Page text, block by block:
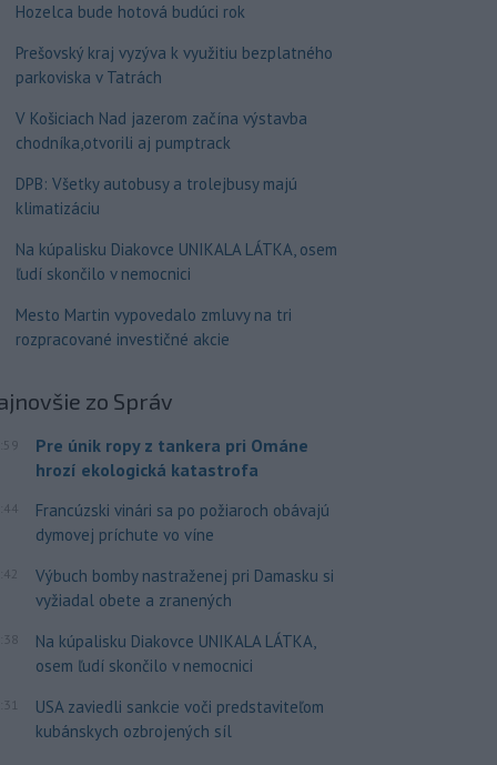
Hozelca bude hotová budúci rok
Prešovský kraj vyzýva k využitiu bezplatného
parkoviska v Tatrách
V Košiciach Nad jazerom začína výstavba
chodníka,otvorili aj pumptrack
DPB: Všetky autobusy a trolejbusy majú
klimatizáciu
Na kúpalisku Diakovce UNIKALA LÁTKA, osem
ľudí skončilo v nemocnici
Mesto Martin vypovedalo zmluvy na tri
rozpracované investičné akcie
zo Správ
Pre únik ropy z tankera pri Ománe
hrozí ekologická katastrofa
Francúzski vinári sa po požiaroch obávajú
dymovej príchute vo víne
Výbuch bomby nastraženej pri Damasku si
vyžiadal obete a zranených
Na kúpalisku Diakovce UNIKALA LÁTKA,
osem ľudí skončilo v nemocnici
USA zaviedli sankcie voči predstaviteľom
kubánskych ozbrojených síl